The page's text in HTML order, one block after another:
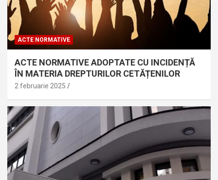
ACTE NORMATIVE
ACTE NORMATIVE ADOPTATE CU INCIDENȚĂ
ÎN MATERIA DREPTURILOR CETĂȚENILOR
2 februarie 2025